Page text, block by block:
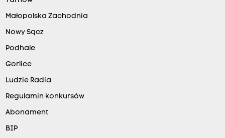
Małopolska Zachodnia
Nowy Sącz
Podhale
Gorlice
Ludzie Radia
Regulamin konkursów
Abonament
BIP